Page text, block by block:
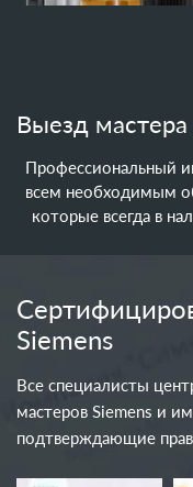
Выезд
Профессиональный
всем необходимым
которые всегда в
Siemens
Все специалисты
мастеров Siemens и
подтверждающие